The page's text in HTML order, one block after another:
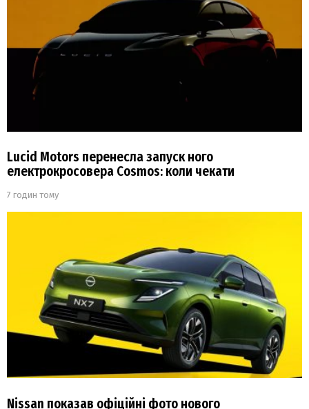
Lucid Motors перенесла запуск ного
електрокросовера Cosmos: коли чекати
7 годин тому
Nissan показав офіційні фото нового